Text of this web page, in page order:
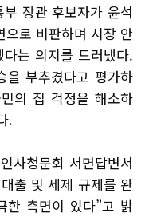
장관 후보자가 윤석
로 비판하며 시장 안
는 의지를 드러냈다.
을 부추겼다고 평가하
의 집 걱정을 해소하
.
사청문회 서면답변서
출 및 세제 규제를 완
한 측면이 있다”고 밝